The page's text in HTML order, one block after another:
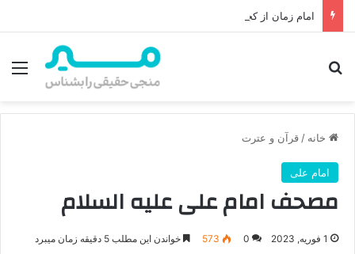
خانه /قرآن و عترت
امام علی
مصحف امام علی علیه السلام
1 فوریه, 2023 0
573 خواندن این مطلب 5 دقیقه زمان میبرد